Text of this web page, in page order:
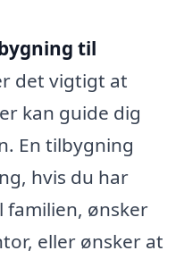
til
det vigtigt at
kan guide dig
En tilbygning
hvis du har
familien, ønsker
eller ønsker at